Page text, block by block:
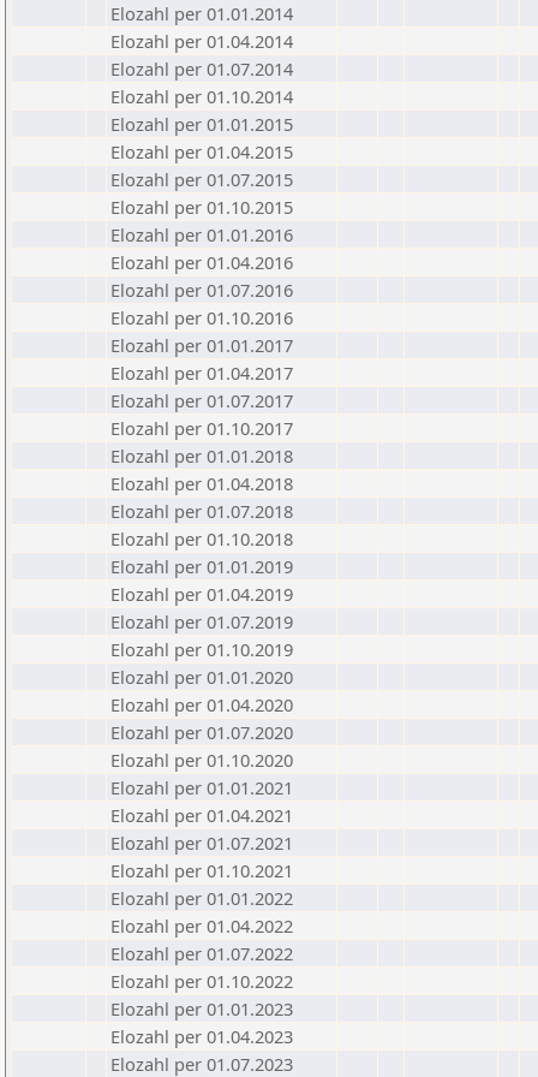
Elozahl per 01.01.2014
Elozahl per 01.04.2014
Elozahl per 01.07.2014
Elozahl per 01.10.2014
Elozahl per 01.01.2015
Elozahl per 01.04.2015
Elozahl per 01.07.2015
Elozahl per 01.10.2015
Elozahl per 01.01.2016
Elozahl per 01.04.2016
Elozahl per 01.07.2016
Elozahl per 01.10.2016
Elozahl per 01.01.2017
Elozahl per 01.04.2017
Elozahl per 01.07.2017
Elozahl per 01.10.2017
Elozahl per 01.01.2018
Elozahl per 01.04.2018
Elozahl per 01.07.2018
Elozahl per 01.10.2018
Elozahl per 01.01.2019
Elozahl per 01.04.2019
Elozahl per 01.07.2019
Elozahl per 01.10.2019
Elozahl per 01.01.2020
Elozahl per 01.04.2020
Elozahl per 01.07.2020
Elozahl per 01.10.2020
Elozahl per 01.01.2021
Elozahl per 01.04.2021
Elozahl per 01.07.2021
Elozahl per 01.10.2021
Elozahl per 01.01.2022
Elozahl per 01.04.2022
Elozahl per 01.07.2022
Elozahl per 01.10.2022
Elozahl per 01.01.2023
Elozahl per 01.04.2023
Elozahl per 01.07.2023